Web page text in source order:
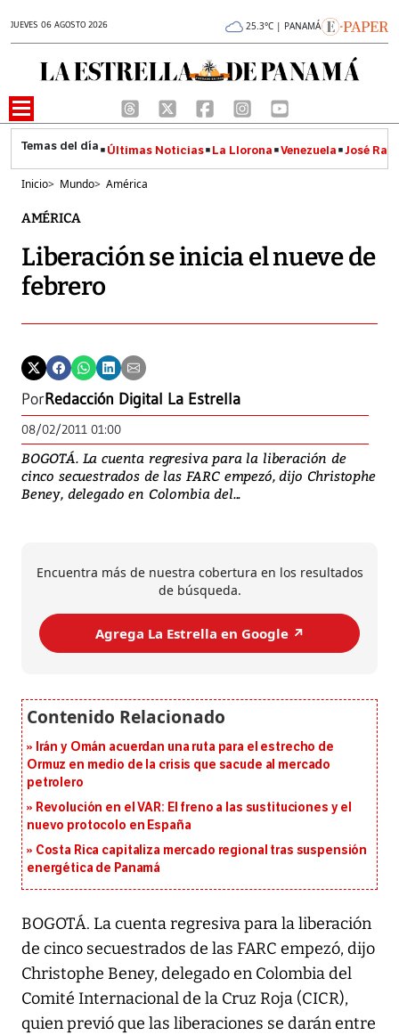
JUEVES 06 AGOSTO 2026 25.3°C | PANAMÁ
Últimas Noticias La Llorona Venezuela José
Inicio> Mundo> América
AMÉRICA
Liberación se inicia el nueve de
febrero
PorRedacción Digital La Estrella
08/02/2011 01:00
BOGOTÁ. La cuenta regresiva para la liberación de
cinco secuestrados de las FARC empezó, dijo Christophe
Beney, delegado en Colombia del...
Encuentra más de nuestra cobertura en los resultados
de búsqueda.
Agrega La Estrella en Google ↗️
Irán y Omán acuerdan una ruta para el estrecho de
Ormuz en medio de la crisis que sacude al mercado
petrolero
Revolución en el VAR: El freno a las sustituciones y el
nuevo protocolo en España
Costa Rica capitaliza mercado regional tras suspensión
energética de Panamá
BOGOTÁ. La cuenta regresiva para la liberación
de cinco secuestrados de las FARC empezó, dijo
Christophe Beney, delegado en Colombia del
Comité Internacional de la Cruz Roja (CICR),
quien previó que las liberaciones se darán entre